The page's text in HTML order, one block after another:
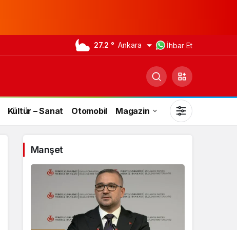
27.2 ° Ankara İhbar Et
Kültür – Sanat Otomobil Magazin
Gündüz Modu
Gündüz modunu seçin.
Manşet